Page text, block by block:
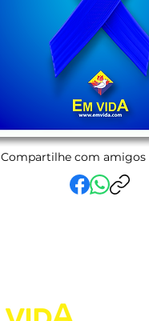
Compartilhe com amigos